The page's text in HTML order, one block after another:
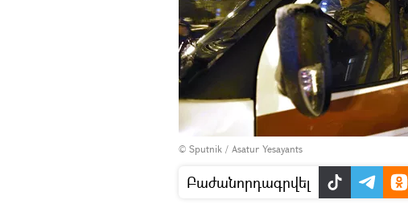
© Sputnik / Asatur Yesayants
Բաժանորդագրվել